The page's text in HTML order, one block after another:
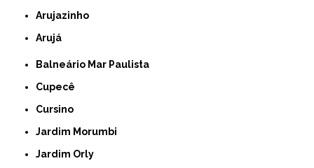
Arujazinho
Arujá
Balneário Mar Paulista
Cupecê
Cursino
Jardim Morumbi
Jardim Orly